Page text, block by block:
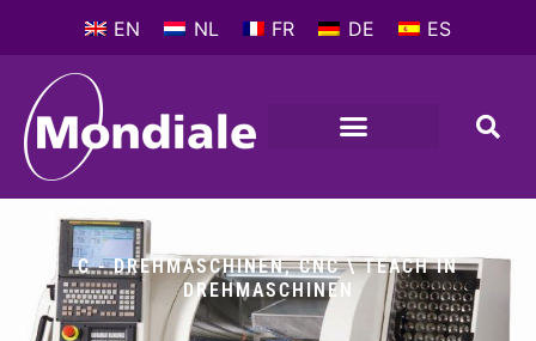
EN NL FR DE ES
C - DREHMASCHINEN,CNC \ TEACH IN
DREHMASCHINEN